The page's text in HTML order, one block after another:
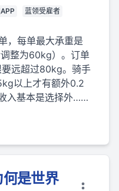
蓝领受雇者
，每单最大承重是
整为60kg）。订单
远超过80kg。骑手
以上才有额外0.2
入基本是选择外……
是世界